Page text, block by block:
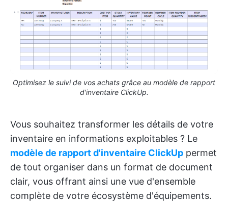
Optimisez le suivi de vos achats grâce au modèle de rapport
d'inventaire ClickUp.
Vous souhaitez transformer les détails de votre
inventaire en informations exploitables ? Le
modèle de rapport d'inventaire ClickUp permet
de tout organiser dans un format de document
clair, vous offrant ainsi une vue d'ensemble
complète de votre écosystème d'équipements.